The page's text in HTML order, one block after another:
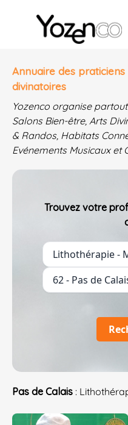
Yozenco -
Annuaire des
divinatoires
Yozenco organise
Salons Bien-être, Arts
& Randos, Habitats
Evénements Musicaux et
Trouvez votre
Pas de Calais :